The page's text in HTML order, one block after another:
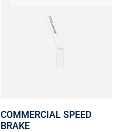
COMMERCIAL SPEED
BRAKE